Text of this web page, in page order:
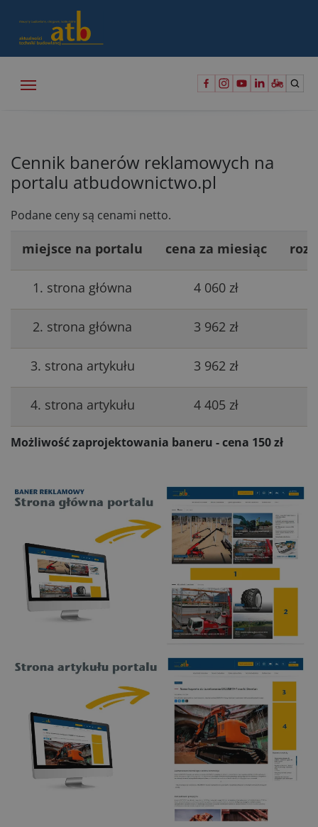
Cennik banerów reklamowych na
portalu atbudownictwo.pl
Podane ceny są cenami netto.
miejsce na portalu cena za miesiąc
1. strona główna 4 060 zł
2. strona główna 3 962 zł
3. strona artykułu 3 962 zł
4. strona artykułu 4 405 zł
Możliwość zaprojektowania baneru - cena 150 zł